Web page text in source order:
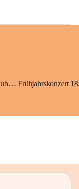
150 Jahre Freiwillige Feuerwehr Paternion – Jubiläumsfest Frühjahrskonzert